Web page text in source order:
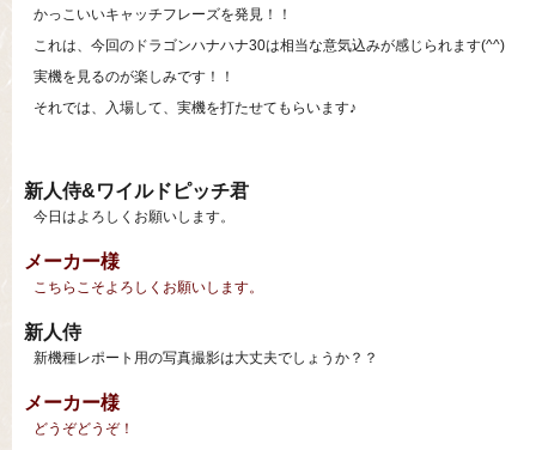
かっこいいキャッチフレーズを発見！！
これは、今回のドラゴンハナハナ30は相当な意気込みが感じられます(^^)
実機を見るのが楽しみです！！
それでは、入場して、実機を打たせてもらいます♪
新人侍&ワイルドピッチ君
今日はよろしくお願いします。
メーカー様
こちらこそよろしくお願いします。
新人侍
新機種レポート用の写真撮影は大丈夫でしょうか？？
メーカー様
どうぞどうぞ！